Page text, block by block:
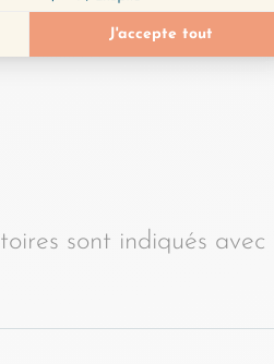
sont indiqués avec